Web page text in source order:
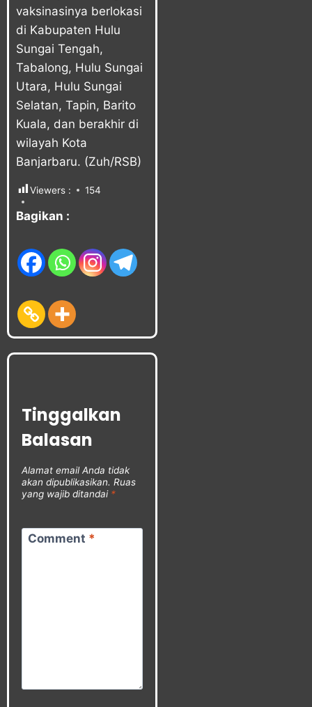
vaksinasinya berlokasi
di Kabupaten Hulu
Sungai Tengah,
Tabalong, Hulu Sungai
Utara, Hulu Sungai
Selatan, Tapin, Barito
Kuala, dan berakhir di
wilayah Kota
Banjarbaru. (Zuh/RSB)
Viewers : 154
Bagikan :
Tinggalkan
Balasan
Alamat email Anda tidak
akan dipublikasikan. Ruas
yang wajib ditandai *
Comment *